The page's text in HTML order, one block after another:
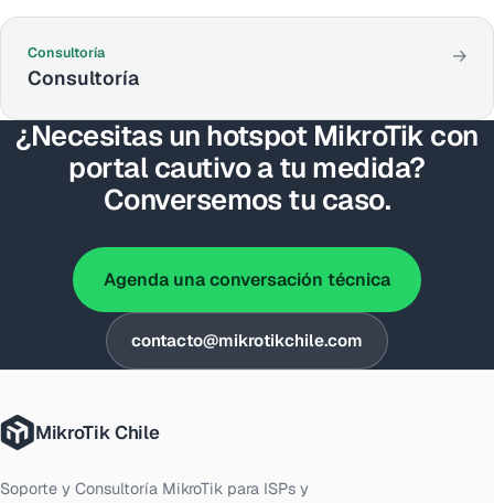
Consultoría
Consultoría
→
¿Necesitas un hotspot MikroTik con
portal cautivo a tu medida?
Conversemos tu caso.
Agenda una conversación técnica
contacto@mikrotikchile.com
MikroTik Chile
Soporte y Consultoría MikroTik para ISPs y